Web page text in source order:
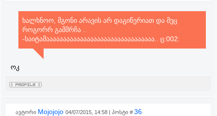
ხალხნოო, მგონი არავის არ დაგიწერიათ და მეც
როგორრ გამმრჩა ..
-საიტამაააააააააააააააააააააააააააააააა.. ც:002:
ოკ
ავტორი Mojojojo 04/07/2015, 14:58 | პოსტი # 36